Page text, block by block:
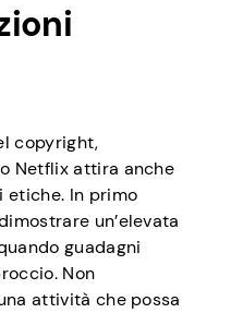
copyright,
Netflix attira anche
etiche. In primo
un’elevata
guadagni
Non
attività che possa